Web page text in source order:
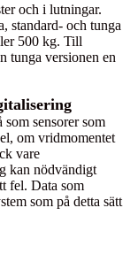
och i lutningar.
standard- och tunga
500 kg. Till
tunga versionen en
sensorer som
om vridmomentet
vare
kan nödvändigt
fel. Data som
som på detta sätt